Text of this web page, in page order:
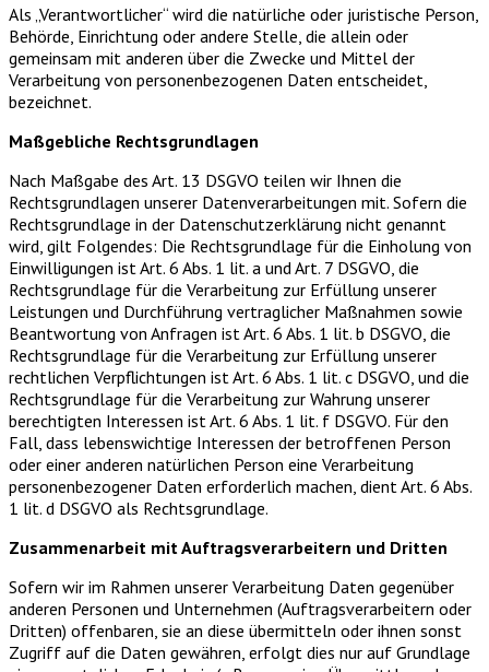
Als „Verantwortlicher“ wird die natürliche oder juristische Person,
Behörde, Einrichtung oder andere Stelle, die allein oder
gemeinsam mit anderen über die Zwecke und Mittel der
Verarbeitung von personenbezogenen Daten entscheidet,
bezeichnet.
Maßgebliche Rechtsgrundlagen
Nach Maßgabe des Art. 13 DSGVO teilen wir Ihnen die
Rechtsgrundlagen unserer Datenverarbeitungen mit. Sofern die
Rechtsgrundlage in der Datenschutzerklärung nicht genannt
wird, gilt Folgendes: Die Rechtsgrundlage für die Einholung von
Einwilligungen ist Art. 6 Abs. 1 lit. a und Art. 7 DSGVO, die
Rechtsgrundlage für die Verarbeitung zur Erfüllung unserer
Leistungen und Durchführung vertraglicher Maßnahmen sowie
Beantwortung von Anfragen ist Art. 6 Abs. 1 lit. b DSGVO, die
Rechtsgrundlage für die Verarbeitung zur Erfüllung unserer
rechtlichen Verpflichtungen ist Art. 6 Abs. 1 lit. c DSGVO, und die
Rechtsgrundlage für die Verarbeitung zur Wahrung unserer
berechtigten Interessen ist Art. 6 Abs. 1 lit. f DSGVO. Für den
Fall, dass lebenswichtige Interessen der betroffenen Person
oder einer anderen natürlichen Person eine Verarbeitung
personenbezogener Daten erforderlich machen, dient Art. 6 Abs.
1 lit. d DSGVO als Rechtsgrundlage.
Zusammenarbeit mit Auftragsverarbeitern und Dritten
Sofern wir im Rahmen unserer Verarbeitung Daten gegenüber
anderen Personen und Unternehmen (Auftragsverarbeitern oder
Dritten) offenbaren, sie an diese übermitteln oder ihnen sonst
Zugriff auf die Daten gewähren, erfolgt dies nur auf Grundlage